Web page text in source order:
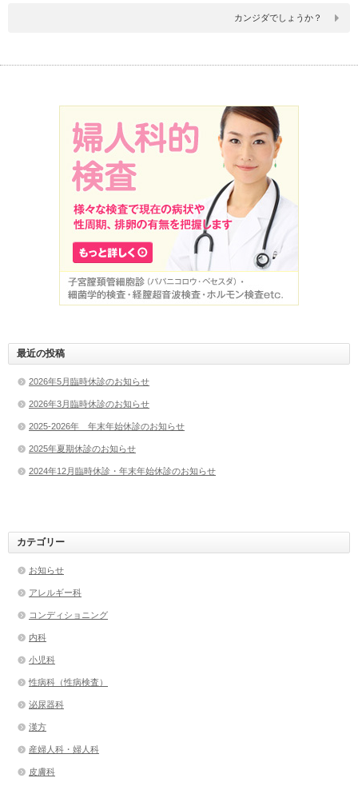
カンジダでしょうか？
最近の投稿
2026年5月臨時休診のお知らせ
2026年3月臨時休診のお知らせ
2025-2026年 年末年始休診のお知らせ
2025年夏期休診のお知らせ
2024年12月臨時休診・年末年始休診のお知らせ
カテゴリー
お知らせ
アレルギー科
コンディショニング
内科
小児科
性病科（性病検査）
泌尿器科
漢方
産婦人科・婦人科
皮膚科